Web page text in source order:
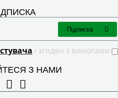
і згоден з вимогами
Підписка
З НАМИ